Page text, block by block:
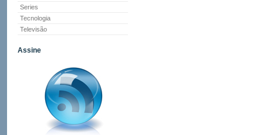
Series
Tecnologia
Televisão
Assine